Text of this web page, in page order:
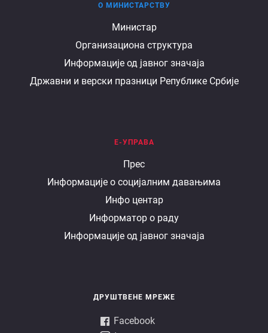
министарству
О МИНИСТАРСТВУ
Министар
Организациона структура
Информације од јавног значаја
Државни и верски празници Републике Србије
Е-УПРАВА
Прес
Информације о социјалним давањима
Инфо центар
Информатор о раду
Информације од јавног значаја
ДРУШТВЕНЕ МРЕЖЕ
Facebook